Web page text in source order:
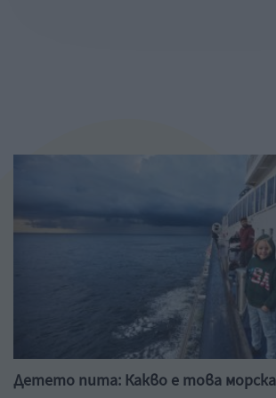
Детето пита: Какво е това